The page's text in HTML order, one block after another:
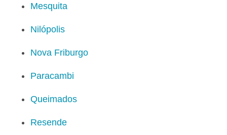
Mesquita
Nilópolis
Nova Friburgo
Paracambi
Queimados
Resende